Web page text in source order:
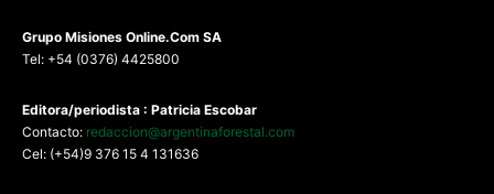
Grupo Misiones Online.Com SA
Tel: +54 (0376) 4425800
Editora/periodista : Patricia Escobar
Contacto: redaccion@argentinaforestal.com
Cel: (+54)9 376 15 4 131636